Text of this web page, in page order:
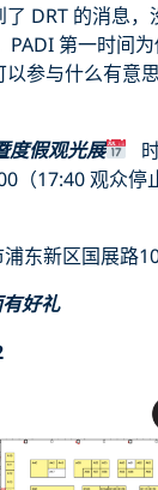
DRT 的消息，
PADI 第一时间
参与什么有意
度假观光展
（17:40 观众停
东新区国展路
好礼